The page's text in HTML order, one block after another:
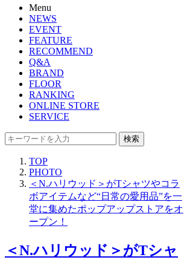
Menu
NEWS
EVENT
FEATURE
RECOMMEND
Q&A
BRAND
FLOOR
RANKING
ONLINE STORE
SERVICE
検索
TOP
PHOTO
＜N.ハリウッド＞がTシャツやコラ
ボアイテムなど“日常の愛用品”を一
堂に集めたポップアップストアをオ
ープン！
＜N.ハリウッド＞がTシャ